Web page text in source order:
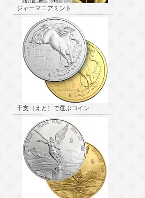
ジャーマニアミント
干支（えと）で選ぶコイン